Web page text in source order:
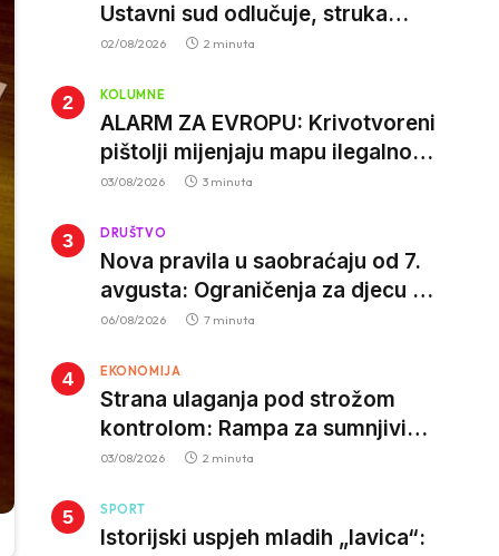
Ustavni sud odlučuje, struka
poziva roditelje da vjeruju nauci
02/08/2026 2 minuta
KOLUMNE
ALARM ZA EVROPU: Krivotvoreni
pištolji mijenjaju mapu ilegalnog
tržišta, istrage ukazuju na
03/08/2026 3 minuta
DRUŠTVO
Nova pravila u saobraćaju od 7.
avgusta: Ograničenja za djecu na
trotinetima i mlade vozače, veće
djece
06/08/2026 7 minuta
EKONOMIJA
Strana ulaganja pod strožom
kontrolom: Rampa za sumnjivi
kapital
03/08/2026 2 minuta
SPORT
Istorijski uspjeh mladih „lavica“: